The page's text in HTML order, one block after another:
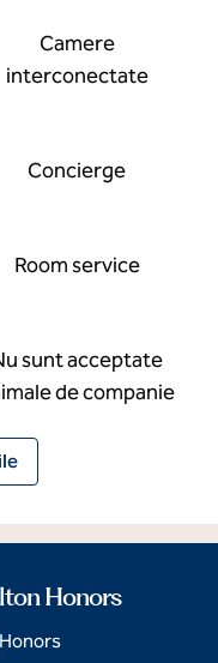
Camere
interconectate
Concierge
Room service
sunt acceptate
de companie
Honors